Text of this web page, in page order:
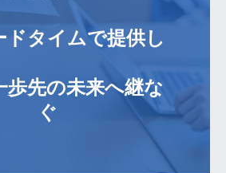
ドタイムで提供し
歩先の未来へ継な